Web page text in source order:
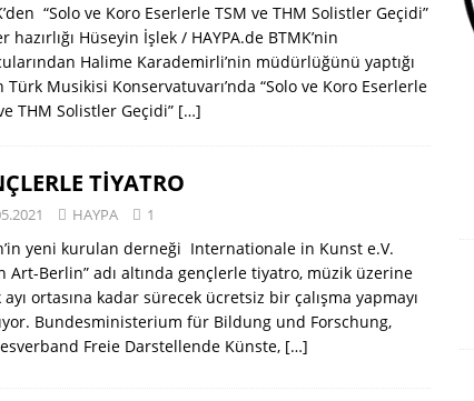
“Solo ve Koro Eserlerle TSM ve THM Solistler Geçidi”
hazırlığı Hüseyin İşlek / HAYPA.de BTMK’nin
Halime Karademirli’nin müdürlüğünü yaptığı
Türk Musikisi Konservatuvarı’nda “Solo ve Koro Eserlerle
THM Solistler Geçidi” […]
TİYATRO
HAYPA 1
yeni kurulan derneği Internationale in Kunst e.V.
Art-Berlin” adı altında gençlerle tiyatro, müzik üzerine
ayı ortasına kadar sürecek ücretsiz bir çalışma yapmayı
Bundesministerium für Bildung und Forschung,
Freie Darstellende Künste, […]